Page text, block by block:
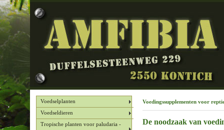
Voedselplanten
Voedseldieren
Tropische planten voor paludaria -
Voedingssupplementen voor
De noodzaak van